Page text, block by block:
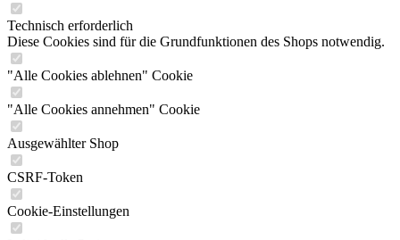
Technisch erforderlich
Diese Cookies sind für die Grundfunktionen des Shops notwendig.
"Alle Cookies ablehnen" Cookie
"Alle Cookies annehmen" Cookie
Ausgewählter Shop
CSRF-Token
Cookie-Einstellungen